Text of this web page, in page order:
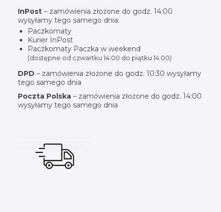
InPost – zamówienia złożone do godz. 14:00
wysyłamy tego samego dnia:
Paczkomaty
Kurier InPost
Paczkomaty Paczka w weekend
(dostępne od czwartku 14:00 do piątku 14:00)
DPD – zamówienia złożone do godz. 10:30 wysyłamy
tego samego dnia
Poczta Polska – zamówienia złożone do godz. 14:00
wysyłamy tego samego dnia